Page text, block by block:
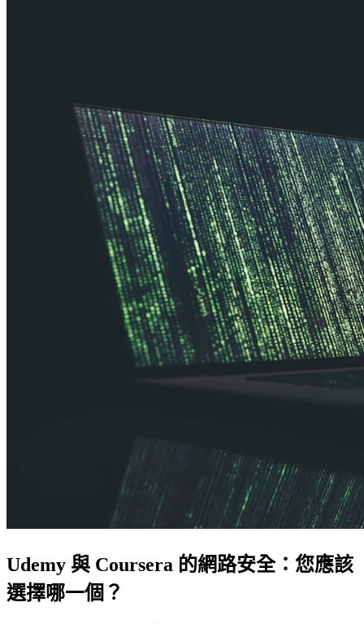
Udemy 與 Coursera 的網路安全：您應該
選擇哪一個？